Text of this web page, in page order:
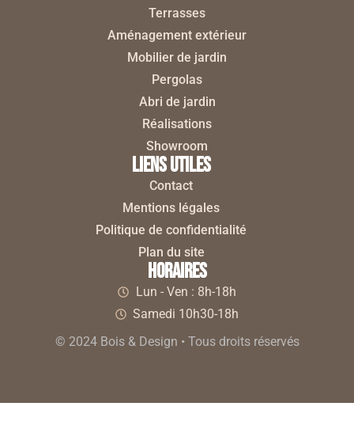
Terrasses
Aménagement extérieur
Mobilier de jardin
Pergolas
Abri de jardin
Réalisations
Showroom
liens utiles
Contact
Mentions légales
Politique de confidentialité
Plan du site
horaires
Lun - Ven : 8h-18h
Samedi 10h30-18h
© 2024 Bois & Design • Tous droits réservés